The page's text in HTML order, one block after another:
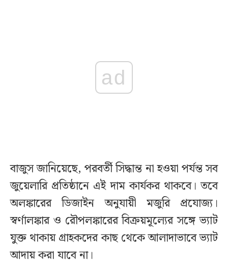
ad
বাজুস জানিয়েছে, পরবর্তী সিদ্ধান্ত না হওয়া পর্যন্ত সব
জুয়েলারি প্রতিষ্ঠানে এই দাম কার্যকর থাকবে। তবে
অলঙ্কারের ডিজাইন অনুযায়ী মজুরি প্রযোজ্য।
স্বর্ণালঙ্কার ও রৌপলঙ্কারের বিক্রয়মূল্যের সঙ্গে ভ্যাট
যুক্ত থাকায় গ্রাহকদের কাছ থেকে আলাদাভাবে ভ্যাট
আদায় করা যাবে না।